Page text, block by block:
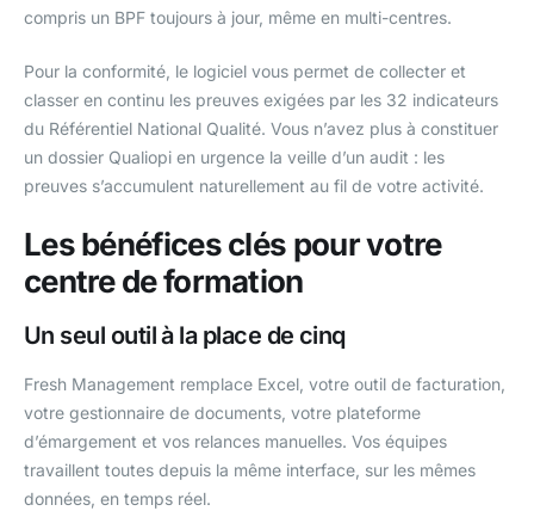
compris un BPF toujours à jour, même en multi-centres.
Pour la conformité, le logiciel vous permet de collecter et
classer en continu les preuves exigées par les 32 indicateurs
du Référentiel National Qualité. Vous n’avez plus à constituer
un dossier Qualiopi en urgence la veille d’un audit : les
preuves s’accumulent naturellement au fil de votre activité.
Les bénéfices clés pour votre
centre de formation
Un seul outil à la place de cinq
Fresh Management remplace Excel, votre outil de facturation,
votre gestionnaire de documents, votre plateforme
d’émargement et vos relances manuelles. Vos équipes
travaillent toutes depuis la même interface, sur les mêmes
données, en temps réel.